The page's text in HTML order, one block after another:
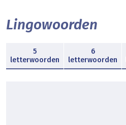
Lingowoorden
5
letterwoorden
6
letterwoorden